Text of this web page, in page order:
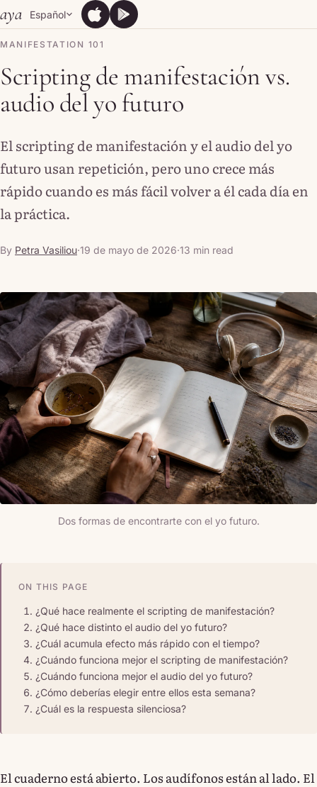
Skip to content
aya Español App Store
App StoreGoogle Play
Google Play
MANIFESTATION 101
Scripting de manifestación vs.
audio del yo futuro
El scripting de manifestación y el audio del yo
futuro usan repetición, pero uno crece más
rápido cuando es más fácil volver a él cada día en
la práctica.
By Petra Vasiliou·19 de mayo de 2026·13 min read
Dos formas de encontrarte con el yo futuro.
ON THIS PAGE
¿Qué hace realmente el scripting de manifestación?
¿Qué hace distinto el audio del yo futuro?
¿Cuál acumula efecto más rápido con el tiempo?
¿Cuándo funciona mejor el scripting de manifestación?
¿Cuándo funciona mejor el audio del yo futuro?
¿Cómo deberías elegir entre ellos esta semana?
¿Cuál es la respuesta silenciosa?
El cuaderno está abierto. Los audífonos están al lado. El